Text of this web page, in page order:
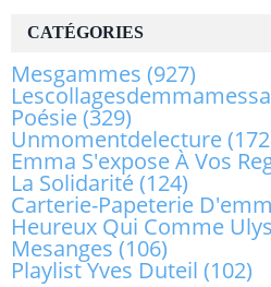
CATÉGORIES
Mesgammes (927)
Poésie(329)
Unmomentdelecture
Emma S'expose À Vos
La Solidarité(124)
Carterie-Papeterie
Heureux Qui Comme
Mesanges (106)
Playlist Yves Duteil (102)